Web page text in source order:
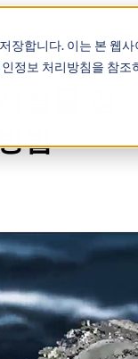
장합니다. 이는 본 웹
정보 처리방침을 참조
법